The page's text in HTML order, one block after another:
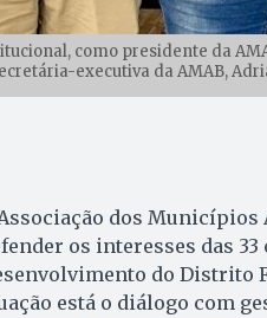
como presidente da
executiva da AMAB,
dos
os interesses das
do Distrito
está o diálogo com